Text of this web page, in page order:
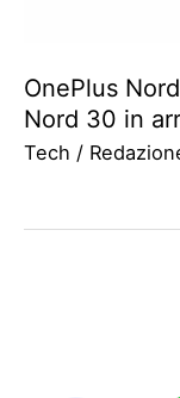
OnePlus
Nord 30 in
Tech /